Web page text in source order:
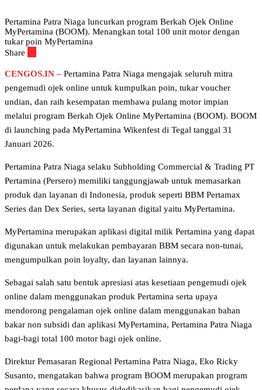
Pertamina Patra Niaga luncurkan program Berkah Ojek Online
MyPertamina (BOOM). Menangkan total 100 unit motor dengan
tukar poin MyPertamina
Share
CENGOS.IN – Pertamina Patra Niaga mengajak seluruh mitra
pengemudi ojek online untuk kumpulkan poin, tukar voucher
undian, dan raih kesempatan membawa pulang motor impian
melalui program Berkah Ojek Online MyPertamina (BOOM). BOOM
di launching pada MyPertamina Wikenfest di Tegal tanggal 31
Januari 2026.
Pertamina Patra Niaga selaku Subholding Commercial & Trading PT
Pertamina (Persero) memiliki tanggungjawab untuk memasarkan
produk dan layanan di Indonesia, produk seperti BBM Pertamax
Series dan Dex Series, serta layanan digital yaitu MyPertamina.
MyPertamina merupakan aplikasi digital milik Pertamina yang dapat
digunakan untuk melakukan pembayaran BBM secara non-tunai,
mengumpulkan poin loyalty, dan layanan lainnya.
Sebagai salah satu bentuk apresiasi atas kesetiaan pengemudi ojek
online dalam menggunakan produk Pertamina serta upaya
mendorong pengalaman ojek online dalam menggunakan bahan
bakar non subsidi dan aplikasi MyPertamina, Pertamina Patra Niaga
bagi-bagi total 100 motor bagi ojek online.
Direktur Pemasaran Regional Pertamina Patra Niaga, Eko Ricky
Susanto, mengatakan bahwa program BOOM merupakan program